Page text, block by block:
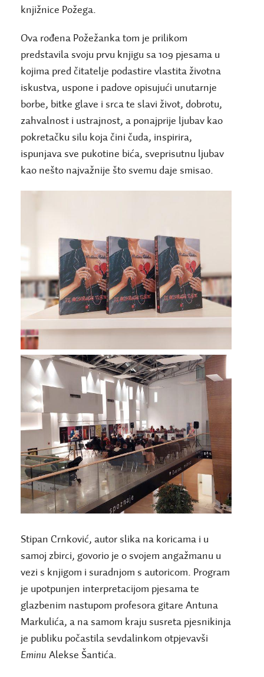
knjižnice Požega.
Ova rođena Požežanka tom je prilikom
predstavila svoju prvu knjigu sa 109 pjesama u
kojima pred čitatelje podastire vlastita životna
iskustva, uspone i padove opisujući unutarnje
borbe, bitke glave i srca te slavi život, dobrotu,
zahvalnost i ustrajnost, a ponajprije ljubav kao
pokretačku silu koja čini čuda, inspirira,
ispunjava sve pukotine bića, sveprisutnu ljubav
kao nešto najvažnije što svemu daje smisao.
Stipan Crnković, autor slika na koricama i u
samoj zbirci, govorio je o svojem angažmanu u
vezi s knjigom i suradnjom s autoricom. Program
je upotpunjen interpretacijom pjesama te
glazbenim nastupom profesora gitare Antuna
Markulića, a na samom kraju susreta pjesnikinja
je publiku počastila sevdalinkom otpjevavši
Eminu Alekse Šantića.